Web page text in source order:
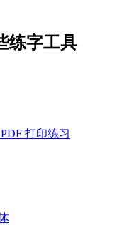
练字工具
打印练习